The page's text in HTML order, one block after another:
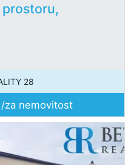
28
/za nemovitost